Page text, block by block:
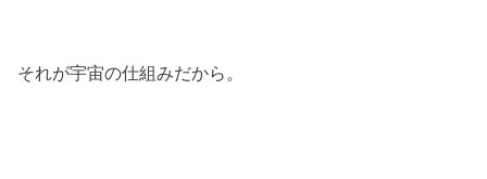
それが宇宙の仕組みだから。